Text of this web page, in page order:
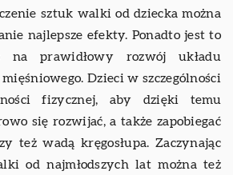
sztuk walki od dziecka można
najlepsze efekty. Ponadto jest to
na prawidłowy rozwój układu
Dzieci w szczególności
fizycznej, aby dzięki temu
się rozwijać, a także zapobiegać
też wadą kręgosłupa. Zaczynając
od najmłodszych lat można też